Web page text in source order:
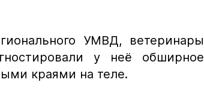
УМВД, ветеринары
у неё обширное
краями на теле.